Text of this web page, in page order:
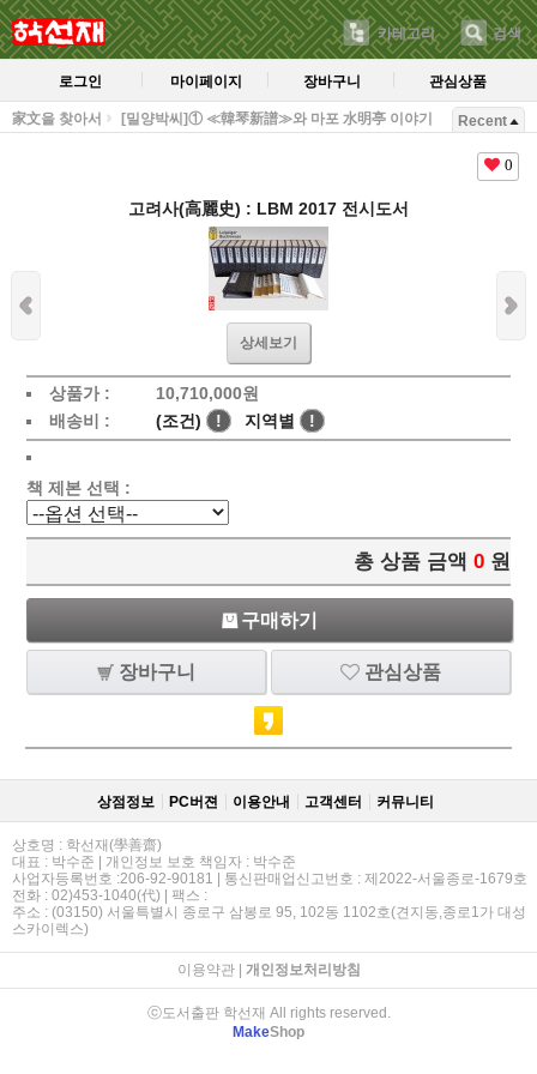
카테고리 검색
로그인 마이페이지 장바구니 관심상품
家文을 찾아서 [밀양박씨]① ≪韓琴新譜≫와 마포 水明亭 이야기 Recent
0
고려사(高麗史) : LBM 2017 전시도서
상세보기
상품가 : 10,710,000원
배송비 :
(조건) ! 지역별 !
책 제본 선택 :
총 상품 금액 0 원
구매하기
장바구니 관심상품
상점정보 PC버젼 이용안내 고객센터 커뮤니티
상호명 : 학선재(學善齋)
대표 : 박수준 | 개인정보 보호 책임자 : 박수준
사업자등록번호 :206-92-90181 | 통신판매업신고번호 : 제2022-서울종로-1679호
전화 : 02)453-1040(代) | 팩스 :
주소 : (03150) 서울특별시 종로구 삼봉로 95, 102동 1102호(견지동,종로1가 대성
스카이렉스)
이용약관| 개인정보처리방침
ⓒ도서출판 학선재 All rights reserved.
MakeShop